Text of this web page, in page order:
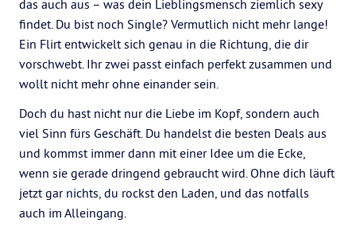
das auch aus – was dein Lieblingsmensch ziemlich sexy
findet. Du bist noch Single? Vermutlich nicht mehr lange!
Ein Flirt entwickelt sich genau in die Richtung, die dir
vorschwebt. Ihr zwei passt einfach perfekt zusammen und
wollt nicht mehr ohne einander sein.
Doch du hast nicht nur die Liebe im Kopf, sondern auch
viel Sinn fürs Geschäft. Du handelst die besten Deals aus
und kommst immer dann mit einer Idee um die Ecke,
wenn sie gerade dringend gebraucht wird. Ohne dich läuft
jetzt gar nichts, du rockst den Laden, und das notfalls
auch im Alleingang.